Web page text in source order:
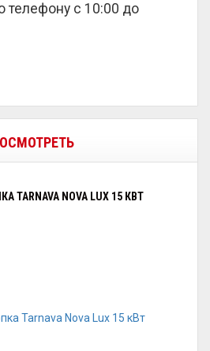
телефону с 10:00 до
TARNAVA NOVA LUX 15 КВТ